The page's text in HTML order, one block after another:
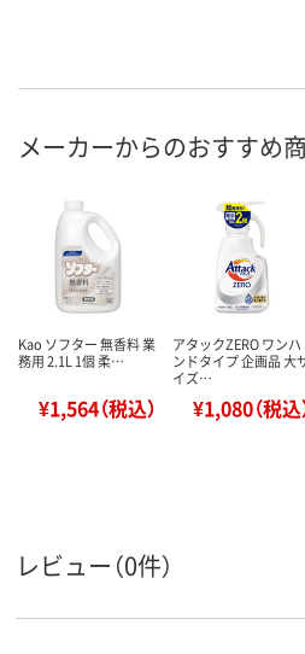
メーカーからのおすすめ
Kao ソフター 無香料 業
務用 2.1L 1個 柔…
¥1,564（税込）
アタックZERO ワンハ
ンドタイプ 企画品 大
イズ…
¥1,080（税込
レビュー（0件）